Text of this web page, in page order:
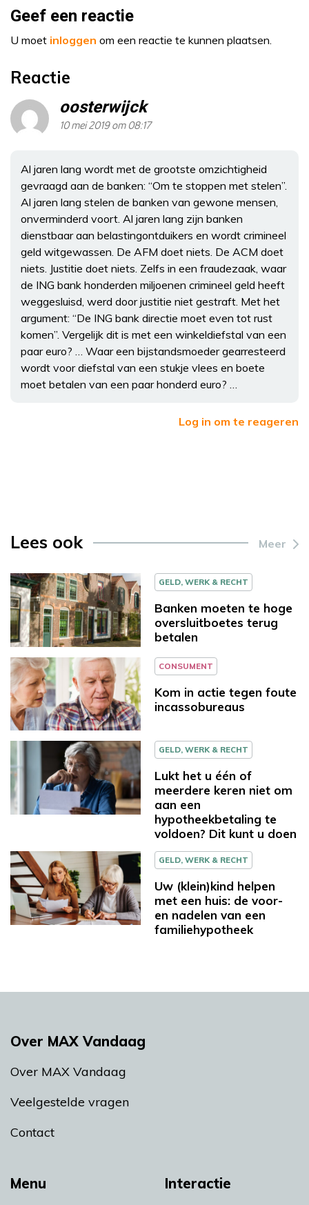
Geef een reactie
U moet inloggen om een reactie te kunnen plaatsen.
Reactie
oosterwijck
10 mei 2019 om 08:17
Al jaren lang wordt met de grootste omzichtigheid
gevraagd aan de banken: “Om te stoppen met stelen”.
Al jaren lang stelen de banken van gewone mensen,
onverminderd voort. Al jaren lang zijn banken
dienstbaar aan belastingontduikers en wordt crimineel
geld witgewassen. De AFM doet niets. De ACM doet
niets. Justitie doet niets. Zelfs in een fraudezaak, waar
de ING bank honderden miljoenen crimineel geld heeft
weggesluisd, werd door justitie niet gestraft. Met het
argument: “De ING bank directie moet even tot rust
komen”. Vergelijk dit is met een winkeldiefstal van een
paar euro? … Waar een bijstandsmoeder gearresteerd
wordt voor diefstal van een stukje vlees en boete
moet betalen van een paar honderd euro? …
Log in om te reageren
Lees ook Meer
GELD, WERK & RECHT
Banken moeten te hoge
oversluitboetes terug
betalen
CONSUMENT
Kom in actie tegen foute
incassobureaus
GELD, WERK & RECHT
Lukt het u één of
meerdere keren niet om
aan een
hypotheekbetaling te
voldoen? Dit kunt u doen
GELD, WERK & RECHT
Uw (klein)kind helpen
met een huis: de voor-
en nadelen van een
familiehypotheek
Menu Interactie
Over MAX Vandaag
Over MAX Vandaag
Veelgestelde vragen
Contact